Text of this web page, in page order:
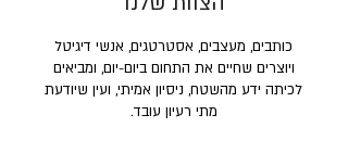
כותבים, מעצבים, אסטרטגים, אנשי דיגיטל
ויוצרים שחיים את התחום ביום-יום, ומביאים
לכיתה ידע מהשטח, ניסיון אמיתי, ועין שיודעת
מתי רעיון עובד.